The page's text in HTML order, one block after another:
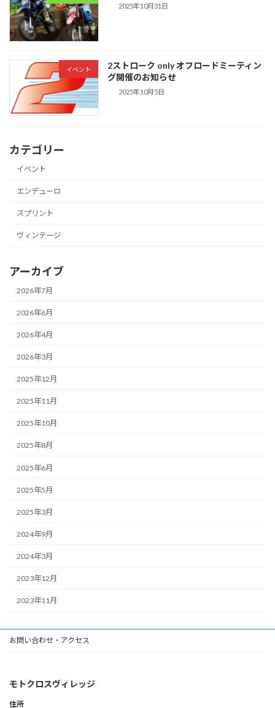
2025年10月31日
イベント
2ストローク only オフロードミーティン
グ開催のお知らせ
2025年10月5日
カテゴリー
イベント
エンデューロ
スプリント
ヴィンテージ
アーカイブ
2026年7月
2026年6月
2026年4月
2026年3月
2025年12月
2025年11月
2025年10月
2025年8月
2025年6月
2025年5月
2025年3月
2024年9月
2024年3月
2023年12月
2023年11月
お問い合わせ・アクセス
モトクロスヴィレッジ
住所